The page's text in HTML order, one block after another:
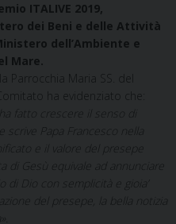
ITALIVE 2019,
dei Beni e delle Attività
dell’Ambiente e
Mare.
Maria SS. del
ha evidenziato che:
fatto crescere il senso di
Papa Francesco nella
di Gesù equivale ad annunciare
di Dio con semplicità e gioia’
del presepe, la bella notizia